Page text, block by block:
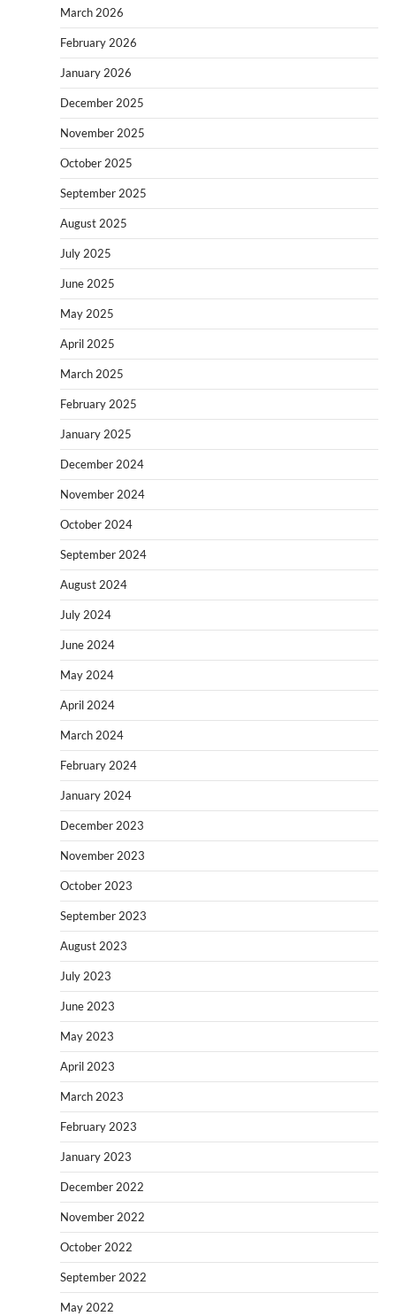
March 2026
February 2026
January 2026
December 2025
November 2025
October 2025
September 2025
August 2025
July 2025
June 2025
May 2025
April 2025
March 2025
February 2025
January 2025
December 2024
November 2024
October 2024
September 2024
August 2024
July 2024
June 2024
May 2024
April 2024
March 2024
February 2024
January 2024
December 2023
November 2023
October 2023
September 2023
August 2023
July 2023
June 2023
May 2023
April 2023
March 2023
February 2023
January 2023
December 2022
November 2022
October 2022
September 2022
May 2022